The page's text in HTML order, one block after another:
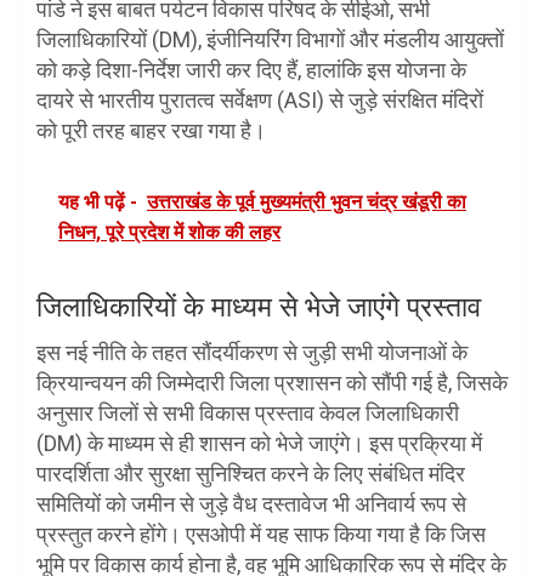
पांडे ने इस बाबत पर्यटन विकास परिषद के सीईओ, सभी
जिलाधिकारियों (DM), इंजीनियरिंग विभागों और मंडलीय आयुक्तों
को कड़े दिशा-निर्देश जारी कर दिए हैं, हालांकि इस योजना के
दायरे से भारतीय पुरातत्व सर्वेक्षण (ASI) से जुड़े संरक्षित मंदिरों
को पूरी तरह बाहर रखा गया है।
यह भी पढ़ें - उत्तराखंड के पूर्व मुख्यमंत्री भुवन चंद्र खंडूरी का
निधन, पूरे प्रदेश में शोक की लहर
जिलाधिकारियों के माध्यम से भेजे जाएंगे प्रस्ताव
इस नई नीति के तहत सौंदर्यीकरण से जुड़ी सभी योजनाओं के
क्रियान्वयन की जिम्मेदारी जिला प्रशासन को सौंपी गई है, जिसके
अनुसार जिलों से सभी विकास प्रस्ताव केवल जिलाधिकारी
(DM) के माध्यम से ही शासन को भेजे जाएंगे। इस प्रक्रिया में
पारदर्शिता और सुरक्षा सुनिश्चित करने के लिए संबंधित मंदिर
समितियों को जमीन से जुड़े वैध दस्तावेज भी अनिवार्य रूप से
प्रस्तुत करने होंगे। एसओपी में यह साफ किया गया है कि जिस
भूमि पर विकास कार्य होना है, वह भूमि आधिकारिक रूप से मंदिर के